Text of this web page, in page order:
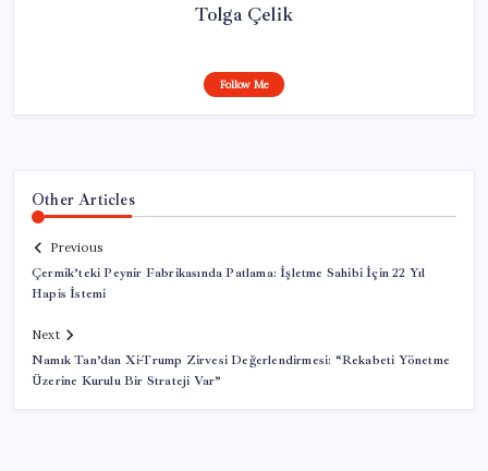
Tolga Çelik
Follow Me
Other Articles
Previous
Çermik’teki Peynir Fabrikasında Patlama: İşletme Sahibi İçin 22 Yıl
Hapis İstemi
Next
Namık Tan’dan Xi-Trump Zirvesi Değerlendirmesi: “Rekabeti Yönetme
Üzerine Kurulu Bir Strateji Var”